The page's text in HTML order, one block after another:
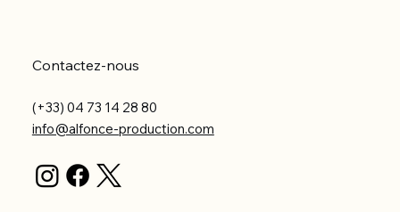
Contactez-nous
(+33) 04 73 14 28 80
info@alfonce-production.com